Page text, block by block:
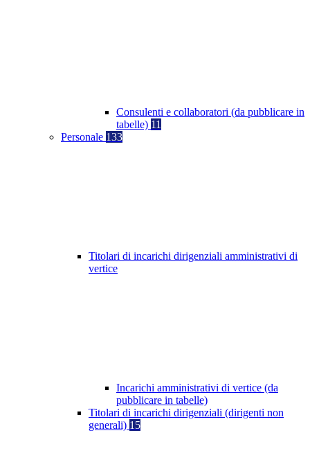
Consulenti e collaboratori (da pubblicare in
tabelle) 11
Personale 133
Titolari di incarichi dirigenziali amministrativi di
vertice
Incarichi amministrativi di vertice (da
pubblicare in tabelle)
Titolari di incarichi dirigenziali (dirigenti non
generali) 15